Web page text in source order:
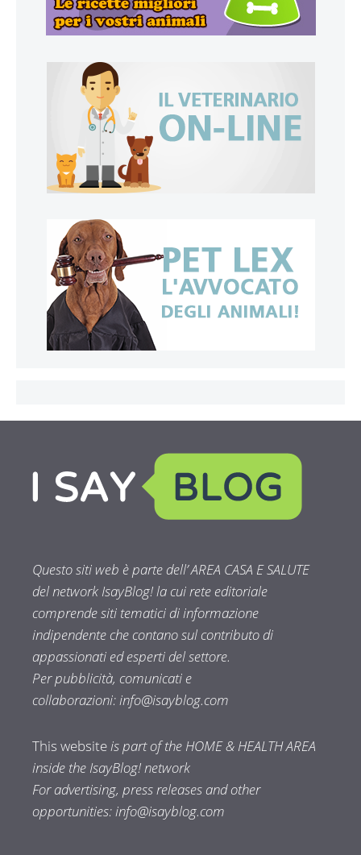
Questo siti web è parte dell’ AREA CASA E SALUTE
del network IsayBlog! la cui rete editoriale
comprende siti tematici di informazione
indipendente che contano sul contributo di
appassionati ed esperti del settore.
Per pubblicità, comunicati e
collaborazioni:info@isayblog.com
This websiteis part of the HOME & HEALTH AREA
inside the IsayBlog! network
For advertising, press releases and other
opportunities:info@isayblog.com